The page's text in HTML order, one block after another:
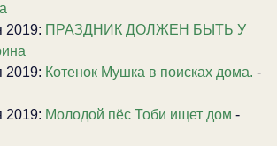
2019: ПРАЗДНИК ДОЛЖЕН БЫТЬ У
2019: Котенок Мушка в поисках дома. -
2019: Молодой пёс Тоби ищет дом -